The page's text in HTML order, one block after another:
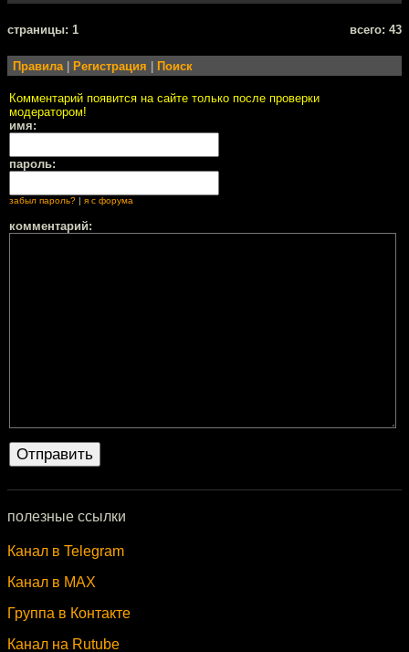
cтраницы: 1 всего: 43
Правила| Регистрация Поиск
Комментарий появится на сайте только после проверки
модератором!
имя:
пароль:
забыл пароль? я с форума
комментарий:
полезные ссылки
Канал в Telegram
Канал в MAX
Группа в Контакте
Канал на Rutube